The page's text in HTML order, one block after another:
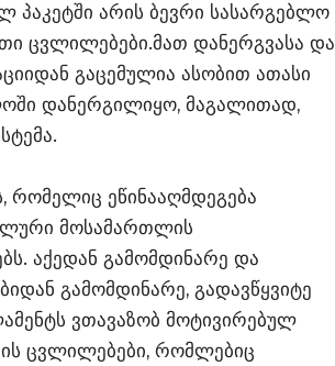
პაკეტში არის ბევრი სასარგებლო
ცვლილებები.მათ დანერგვასა და
გაცემულია ასობით ათასი
დანერგილიყო, მაგალითად,
რომელიც ეწინააღმდეგება
მოსამართლის
აქედან გამომდინარე და
გამომდინარე, გადავწყვიტე
ვთავაზობ მოტივირებულ
ის ცვლილებები, რომლებიც